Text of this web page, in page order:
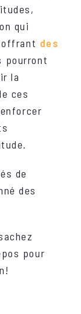
qui
offrant des
pourront
la
ces
de
des
pour